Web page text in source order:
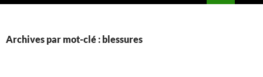
Archives par mot-clé : blessures